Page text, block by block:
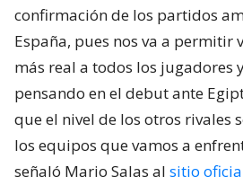
confirmación de los partidos
España, pues nos va a permitir
más real a todos los jugadores
pensando en el debut ante
que el nivel de los otros rivales
los equipos que vamos a
señaló Mario Salas al sitio